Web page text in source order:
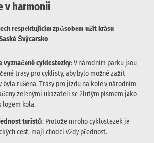
v harmonii
respektujícím způsobem užít krásu
Švýcarsko
vyznačené cyklostezky: V národním parku jsou
trasy pro cyklisty, aby bylo možné zažít
byla rušena. Trasy pro jízdu na kole v národním
zelenými ukazateli se žlutým písmem jako
logem kola.
turistů: Protože mnoho cyklostezek je
cest, mají chodci vždy přednost.